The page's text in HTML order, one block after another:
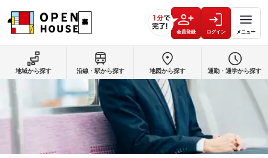
会員登録 ログイン メニュー
地域から探す 沿線・駅から探す 地図から探す 通勤・通学から探す